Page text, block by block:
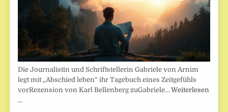
Die Journalistin und Schriftstellerin Gabriele von Arnim
legt mit „Abschied leben“ ihr Tagebuch eines Zeitgefühls
vorRezension von Karl Bellenberg zuGabriele…Weiterlesen
…